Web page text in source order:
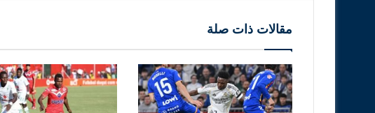
مقالات ذات صلة